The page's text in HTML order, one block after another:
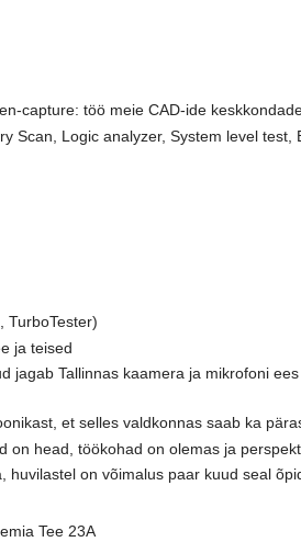
capture: töö meie CAD-ide
Scan, Logic analyzer, System level test,
TurboTester)
ja teised
jagab Tallinnas kaamera ja mikrofoni
et selles valdkonnas saab ka
on head, töökohad on olemas ja
huvilastel on võimalus paar kuud seal
Tee 23A